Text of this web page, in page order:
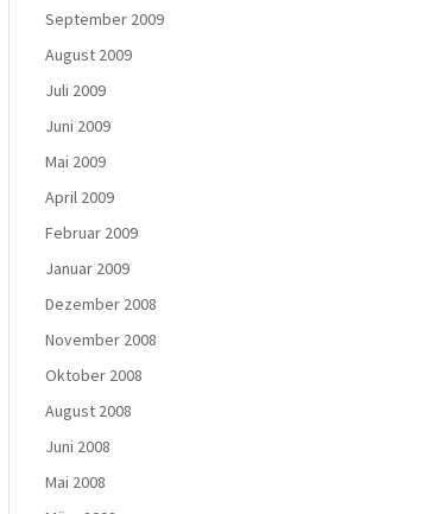
September 2009
August 2009
Juli 2009
Juni 2009
Mai 2009
April 2009
Februar 2009
Januar 2009
Dezember 2008
November 2008
Oktober 2008
August 2008
Juni 2008
Mai 2008